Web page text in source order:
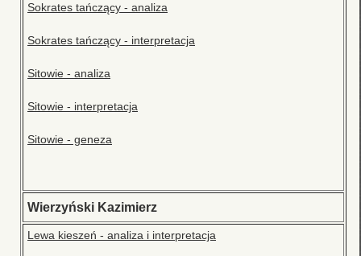
Sokrates tańczący - analiza
Sokrates tańczący - interpretacja
Sitowie - analiza
Sitowie - interpretacja
Sitowie - geneza
Wierzyński Kazimierz
Lewa kieszeń - analiza i interpretacja